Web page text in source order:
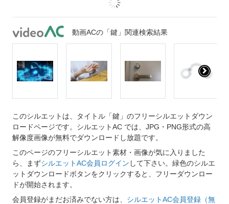
動画ACの「鍵」関連検索結果
このシルエットは、タイトル「鍵」のフリーシルエットダウン
ロードページです。シルエットAC では、JPG・PNG形式の高
解像度画像が無料でダウンロードし放題です。
このページのフリーシルエット素材・画像が気に入りました
ら、まずシルエットAC会員ログイン して下さい。緑色のシルエ
ットダウンロードボタンをクリックすると、フリーダウンロー
ドが開始されます。
会員登録がまだお済みでない方は、 シルエットAC会員登録（無